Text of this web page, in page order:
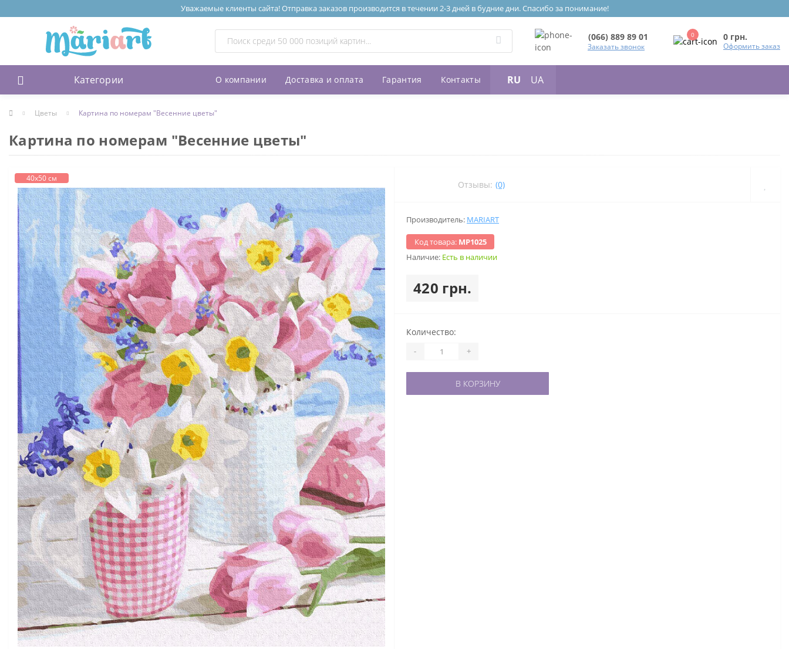
Уважаемые клиенты сайта! Отправка заказов производится в течении 2-3 дней в будние дни. Спасибо за понимание!
(066) 889 89 01
Заказать звонок
0 0 грн.
Оформить заказ
Категории О компании Доставка и оплата Гарантия Контакты RU UA
Цветы Картина по номерам "Весенние цветы"
Картина по номерам "Весенние цветы"
40х50 см
Отзывы: (0)
Производитель: MARIART
Код товара: МР1025
Наличие: Есть в наличии
420 грн.
Количество:
- +
В КОРЗИНУ